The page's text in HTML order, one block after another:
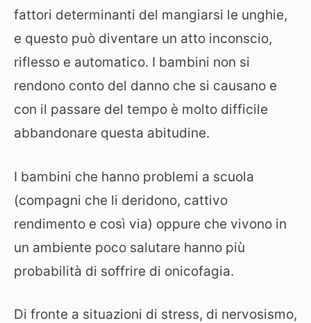
fattori determinanti del mangiarsi le unghie,
e questo può diventare un atto inconscio,
riflesso e automatico. I bambini non si
rendono conto del danno che si causano e
con il passare del tempo è molto difficile
abbandonare questa abitudine.
I bambini che hanno problemi a scuola
(compagni che li deridono, cattivo
rendimento e così via) oppure che vivono in
un ambiente poco salutare hanno più
probabilità di soffrire di onicofagia.
Di fronte a situazioni di stress, di nervosismo,